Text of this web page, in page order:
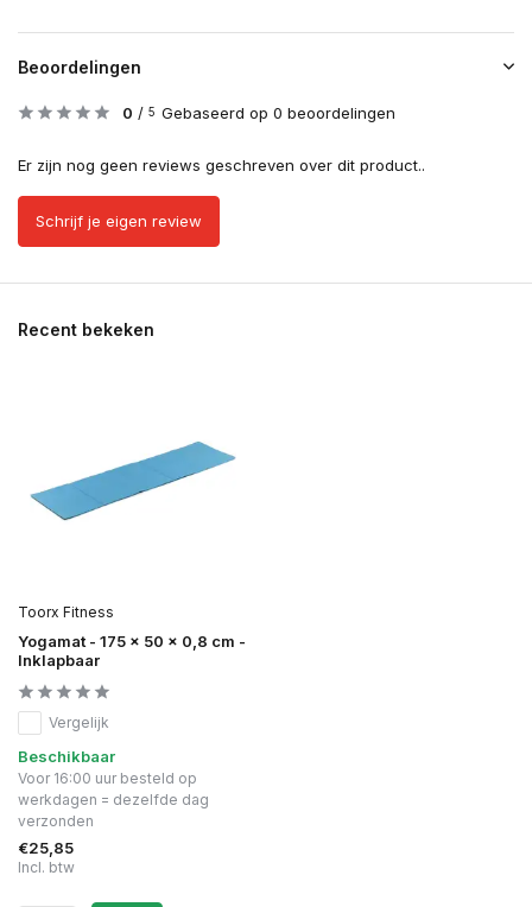
Beoordelingen
0 / 5 Gebaseerd op 0 beoordelingen
Er zijn nog geen reviews geschreven over dit product..
Schrijf je eigen review
Recent bekeken
Toorx Fitness
Yogamat - 175 x 50 x 0,8 cm -
Inklapbaar
Vergelijk
Beschikbaar
Voor 16:00 uur besteld op
werkdagen = dezelfde dag
verzonden
€25,85
Incl. btw